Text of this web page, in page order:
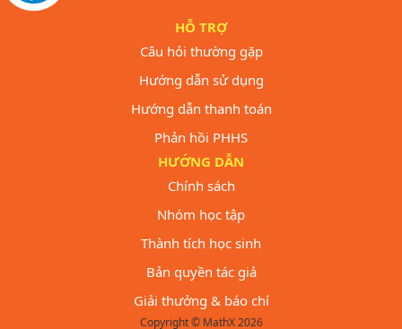
HỖ TRỢ
Câu hỏi thường gặp
Hướng dẫn sử dụng
Hướng dẫn thanh toán
Phản hồi PHHS
HƯỚNG DẪN
Chính sách
Nhóm học tập
Thành tích học sinh
Bản quyền tác giả
Giải thưởng & báo chí
Copyright © MathX 2026